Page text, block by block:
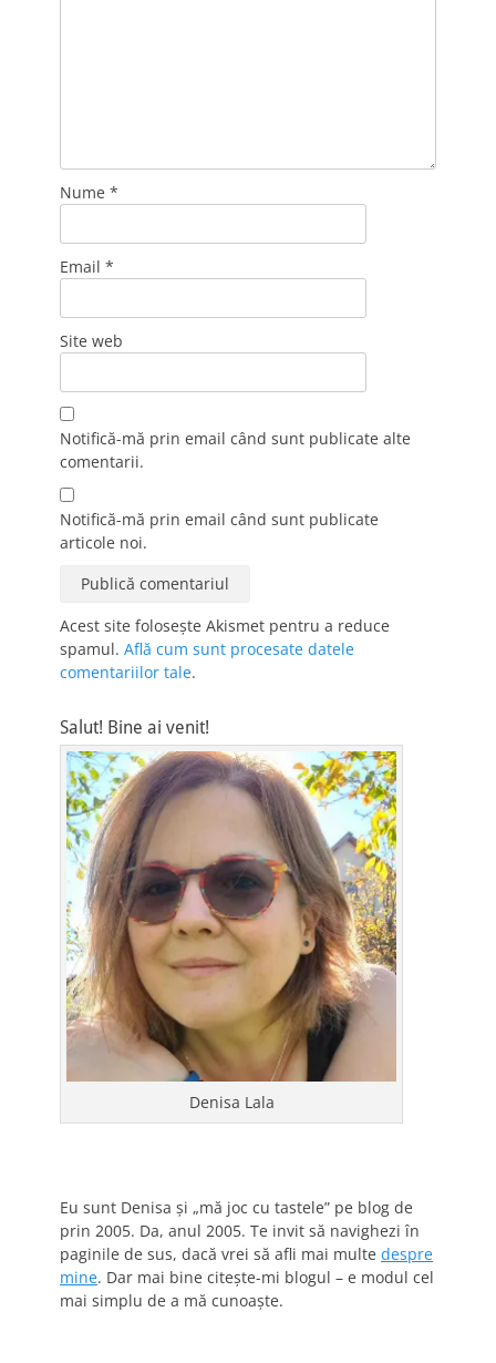
Nume *
Email *
Site web
Notifică-mă prin email când sunt publicate alte
comentarii.
Notifică-mă prin email când sunt publicate
articole noi.
Acest site folosește Akismet pentru a reduce
spamul. Află cum sunt procesate datele
comentariilor tale.
Salut! Bine ai venit!
Denisa Lala
Eu sunt Denisa și „mă joc cu tastele” pe blog de
prin 2005. Da, anul 2005. Te invit să navighezi în
paginile de sus, dacă vrei să afli mai multe despre
mine. Dar mai bine citește-mi blogul – e modul cel
mai simplu de a mă cunoaște.